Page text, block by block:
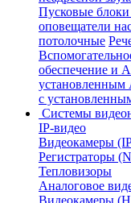
Пусковые
оповещатели
потолочные
обеспечение
с
Системы
IP-видео
Видеокамеры
Регистраторы
Тепловизоры
Аналоговое
Видеокамеры